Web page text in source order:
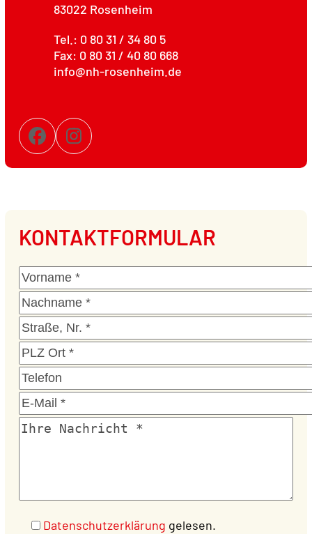
83022 Rosenheim
Tel.: 0 80 31 / 34 80 5
Fax: 0 80 31 / 40 80 668
info@nh-rosenheim.de
FacebookInstagram
KONTAKTFORMULAR
Datenschutzerklärung gelesen.